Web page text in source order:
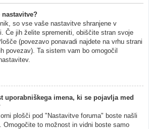
nastavitve?
so vse vaše nastavitve shranjene v
Če jih želite spremeniti, obiščite stran svoje
(povezavo ponavadi najdete na vrhu strani
povezav). Ta sistem vam bo omogočil
uporabniškega imena, ki se pojavlja med
plošči pod "Nastavitve foruma" boste našli
. Omogočite to možnost in vidni boste samo